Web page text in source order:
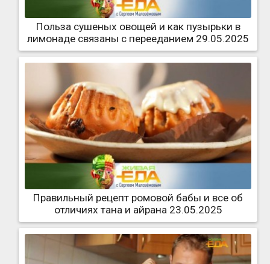
Польза сушеных овощей и как пузырьки в
лимонаде связаны с перееданием 29.05.2025
Правильный рецепт ромовой бабы и все об
отличиях тана и айрана 23.05.2025